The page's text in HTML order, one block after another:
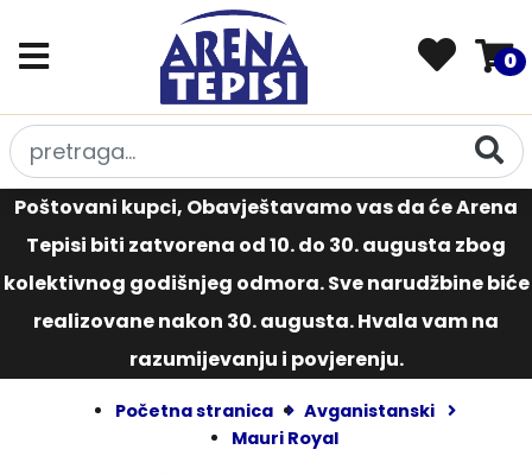
0
Poštovani kupci, Obavještavamo vas da će Arena
Tepisi biti zatvorena od 10. do 30. augusta zbog
kolektivnog godišnjeg odmora. Sve narudžbine biće
realizovane nakon 30. augusta. Hvala vam na
razumijevanju i povjerenju.
Početna stranica
Avganistanski
Mauri Royal